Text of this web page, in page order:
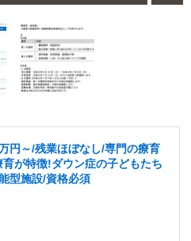
円～/残業ほぼなし/専門の療育
が特徴!ダウン症の子どもたち
型施設/資格必須